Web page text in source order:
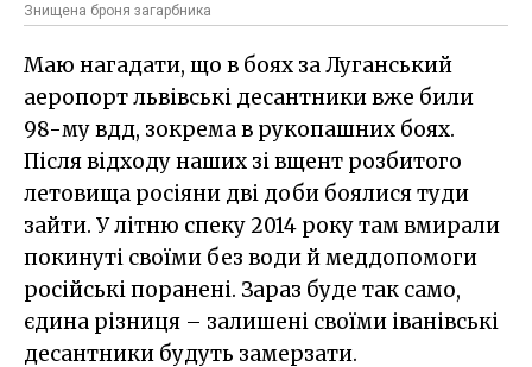
Знищена броня загарбника
Маю нагадати, що в боях за Луганський
аеропорт львівські десантники вже били
98-му вдд, зокрема в рукопашних боях.
Після відходу наших зі вщент розбитого
летовища росіяни дві доби боялися туди
зайти. У літню спеку 2014 року там вмирали
покинуті своїми без води й меддопомоги
російські поранені. Зараз буде так само,
єдина різниця – залишені своїми іванівські
десантники будуть замерзати.